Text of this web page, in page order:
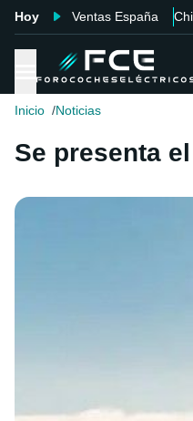
Hoy Ventas España
Inicio Noticias
Se presenta